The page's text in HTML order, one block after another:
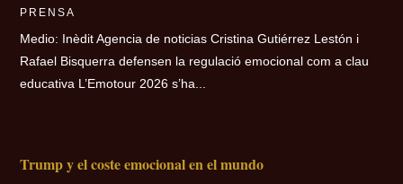
PRENSA
Medio: Inèdit Agencia de noticias Cristina Gutiérrez Lestón i
Rafael Bisquerra defensen la regulació emocional com a clau
educativa L’Emotour 2026 s’ha...
Trump y el coste emocional en el mundo